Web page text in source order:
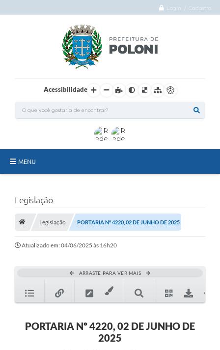
Login / Cadastro
Acessibilidade
MENU
Administração
A Nossa Cidade
Principal
Legislação
Legislação PORTARIA Nº 4220, 02 DE JUNHO DE 2025
Atualizado em: 04/06/2025 às 16h20
ARRASTE PARA VER MAIS
PORTARIA Nº 4220, 02 DE JUNHO DE
2025